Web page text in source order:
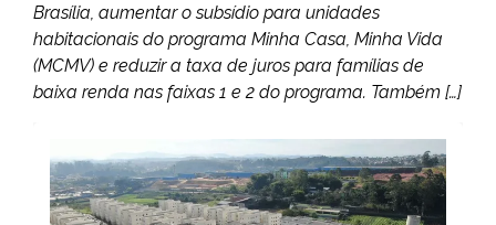
Brasília, aumentar o subsídio para unidades
habitacionais do programa Minha Casa, Minha Vida
(MCMV) e reduzir a taxa de juros para famílias de
baixa renda nas faixas 1 e 2 do programa. Também […]